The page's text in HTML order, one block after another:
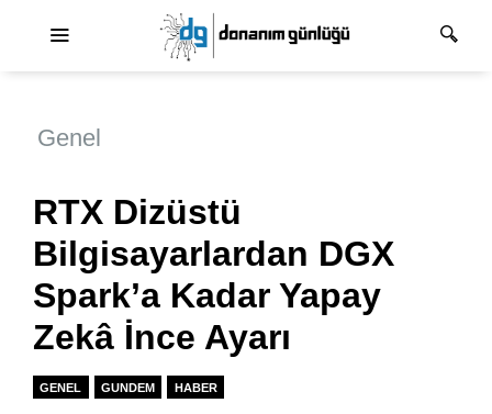
Genel
RTX Dizüstü
Bilgisayarlardan DGX
Spark’a Kadar Yapay
Zekâ İnce Ayarı
GENEL GUNDEM HABER